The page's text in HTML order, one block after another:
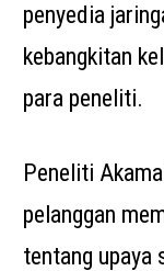
penyedia
kebangkitan
para peneliti.
Peneliti
pelanggan
tentang upaya